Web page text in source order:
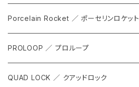
COCKPIT
TOOL
Porcelain Rocket ／ ポーセリンロケット
PROLOOP ／ プロループ
QUAD LOCK ／ クアッドロック